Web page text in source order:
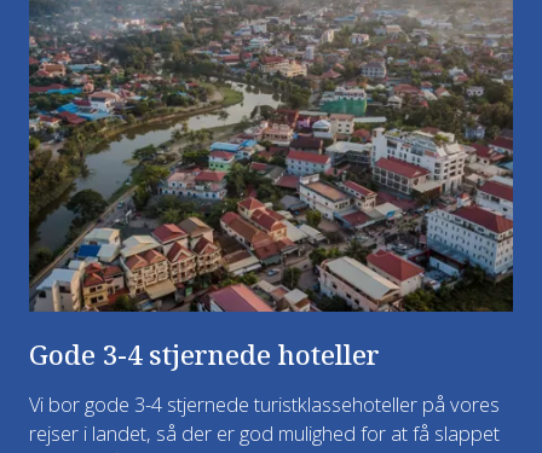
Gode 3-4 stjernede hoteller
Vi bor gode 3-4 stjernede turistklassehoteller på vores
rejser i landet, så der er god mulighed for at få slappet